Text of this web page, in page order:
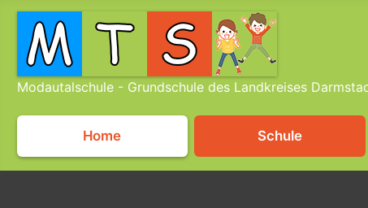
Modautalschule - Grundschule des Landkreises
Home Schule